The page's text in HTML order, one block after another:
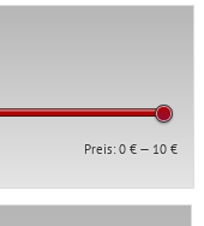
Min.
Max.
Preis:0 € — 10 €